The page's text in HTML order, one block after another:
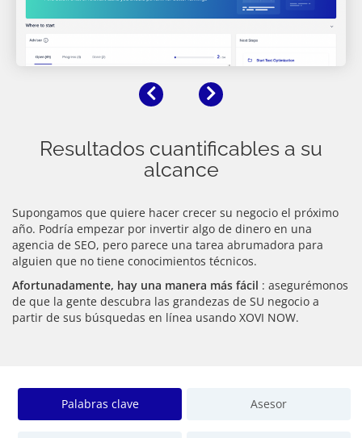
AnteriorSiguiente
Resultados cuantificables a su
alcance
Supongamos que quiere hacer crecer su negocio el próximo
año. Podría empezar por invertir algo de dinero en una
agencia de SEO, pero parece una tarea abrumadora para
alguien que no tiene conocimientos técnicos.
Afortunadamente, hay una manera más fácil : asegurémonos
de que la gente descubra las grandezas de SU negocio a
partir de sus búsquedas en línea usando XOVI NOW.
Palabras clave Asesor